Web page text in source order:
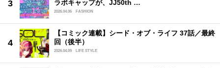
ラボキャップが、JJ50th …
2026.04.06 FASHION
【コミック連載】シード・オブ・ライフ 37話／最終
回（後半）
2026.04.09 LIFE STYLE